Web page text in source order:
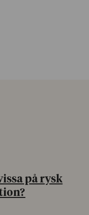
på rysk